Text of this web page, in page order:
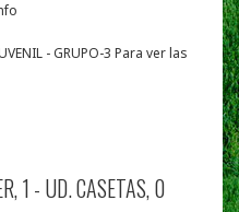
- GRUPO-3 Para ver las
1 - UD. CASETAS, 0